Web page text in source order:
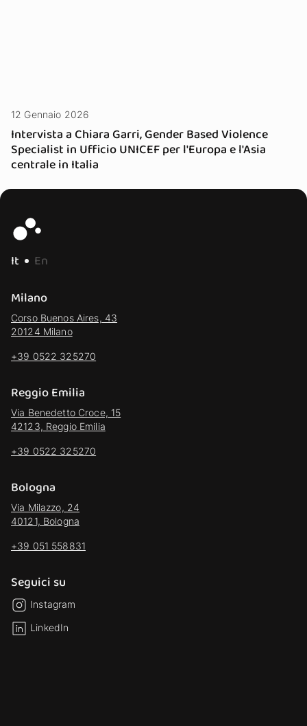
12 Gennaio 2026
Intervista a Chiara Garri, Gender Based Violence
Specialist in Ufficio UNICEF per l'Europa e l'Asia
centrale in Italia
It
En
Milano
Corso Buenos Aires, 43
20124 Milano
+39 0522 325270
Reggio Emilia
Via Benedetto Croce, 15
42123, Reggio Emilia
+39 0522 325270
Bologna
Via Milazzo, 24
40121, Bologna
+39 051 558831
Seguici su
Instagram
LinkedIn